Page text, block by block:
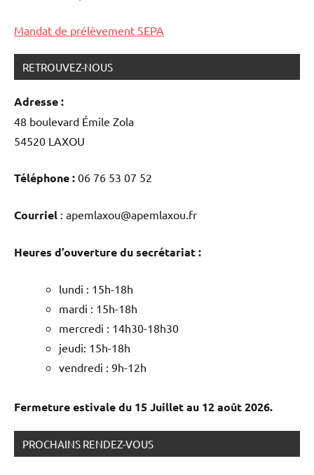
Mandat de prélèvement SEPA
RETROUVEZ-NOUS
Adresse :
48 boulevard Émile Zola
54520 LAXOU
Téléphone : 06 76 53 07 52
Courriel : apemlaxou@apemlaxou.fr
Heures d’ouverture du secrétariat :
lundi : 15h-18h
mardi : 15h-18h
mercredi : 14h30-18h30
jeudi: 15h-18h
vendredi : 9h-12h
Fermeture estivale du 15 Juillet au 12 août 2026.
PROCHAINS RENDEZ-VOUS